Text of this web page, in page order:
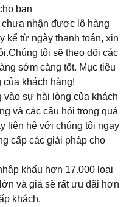
bạn
nhận được lô hàng
kể từ ngày thanh toán, xin
tôi sẽ theo dõi các
sớm càng tốt. Mục tiêu
khách hàng!
vào sự hài lòng của khách
và các câu hỏi trong quá
liên hệ với chúng tôi ngay
cấp các giải pháp cho
khẩu hơn 17.000 loại
và giá sẽ rất ưu đãi hơn
khách.